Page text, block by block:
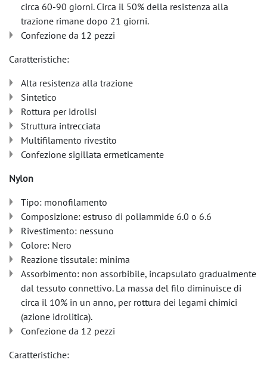
circa 60-90 giorni. Circa il 50% della resistenza alla
trazione rimane dopo 21 giorni.
Confezione da 12 pezzi
Caratteristiche:
Alta resistenza alla trazione
Sintetico
Rottura per idrolisi
Struttura intrecciata
Multifilamento rivestito
Confezione sigillata ermeticamente
Nylon
Tipo: monofilamento
Composizione: estruso di poliammide 6.0 o 6.6
Rivestimento: nessuno
Colore: Nero
Reazione tissutale: minima
Assorbimento: non assorbibile, incapsulato gradualmente
dal tessuto connettivo. La massa del filo diminuisce di
circa il 10% in un anno, per rottura dei legami chimici
(azione idrolitica).
Confezione da 12 pezzi
Caratteristiche: